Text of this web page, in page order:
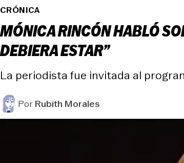
CRÓNICA
MÓNICA RINCÓN HABLÓ
DEBIERA ESTAR”
La periodista fue invitada al
PorRubith Morales